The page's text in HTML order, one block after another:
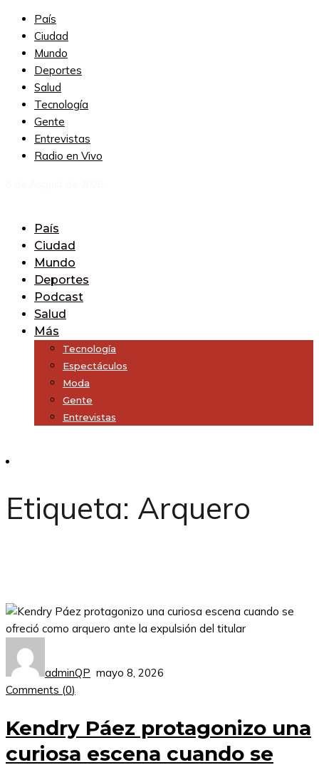
País
Ciudad
Mundo
Deportes
Salud
Tecnología
Gente
Entrevistas
Radio en Vivo
País
Ciudad
Mundo
Deportes
Podcast
Salud
Más
Tecnología
Espectáculos
Moda
Gente
Entrevistas
Etiqueta: Arquero
adminQP mayo 8, 2026
Comments (0)
Kendry Páez protagonizo una
curiosa escena cuando se